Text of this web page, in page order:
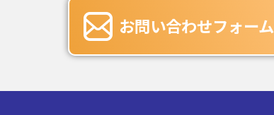
お問い合わせフォーム